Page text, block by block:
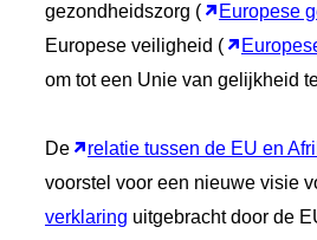
gezondheidszorg (
Europese
Europese veiligheid (
om tot een Unie van gelijkheid
De relatie tussen de EU en
voorstel voor een nieuwe visie
verklaring uitgebracht door de